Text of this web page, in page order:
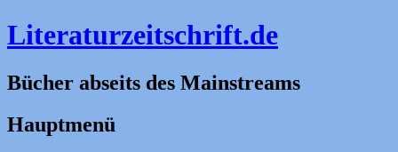
Literaturzeitschrift.de
Bücher abseits des Mainstreams
Hauptmenü